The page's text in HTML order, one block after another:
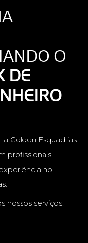
O
DE
Golden Esquadrias
profissionais
no
nossos serviços: